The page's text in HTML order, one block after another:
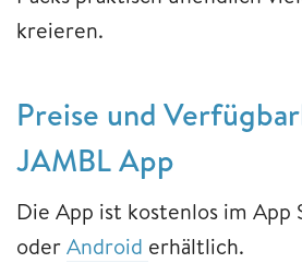
kreieren.
Preise und
JAMBL App
Die App ist kostenlos im App
oderAndroid erhältlich.